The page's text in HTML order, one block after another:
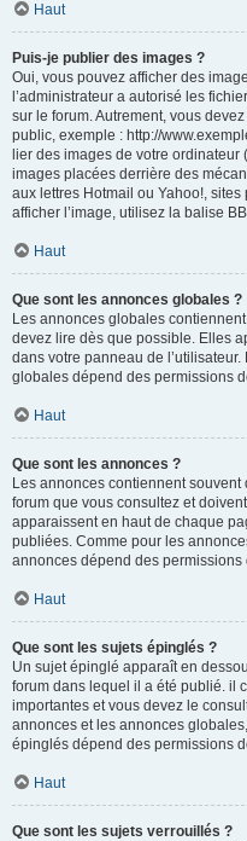
Haut
Puis-je publier des images ?
Oui, vous pouvez afficher des
l’administrateur a autorisé les
sur le forum. Autrement, vous
public, exemple : http://
lier des images de votre ordinateur
images placées derrière des
aux lettres Hotmail ou Yahoo!,
afficher l’image, utilisez la balise
Haut
Que sont les annonces globales ?
Les annonces globales
devez lire dès que possible. Elles
dans votre panneau de
globales dépend des permissions
Haut
Que sont les annonces ?
Les annonces contiennent
forum que vous consultez et
apparaissent en haut de chaque
publiées. Comme pour les
annonces dépend des permissions
Haut
Que sont les sujets épinglés ?
Un sujet épinglé apparaît en
forum dans lequel il a été publié. il
importantes et vous devez le
annonces et les annonces
épinglés dépend des permissions
Haut
Que sont les sujets verrouillés ?